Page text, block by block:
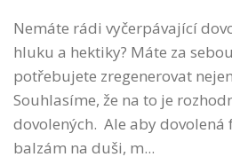
Nemáte rádi vyčerpávající
hluku a hektiky? Máte za
potřebujete zregenerovat
Souhlasíme, že na to je
dovolených. Ale aby dovolená
balzám na duši, m...